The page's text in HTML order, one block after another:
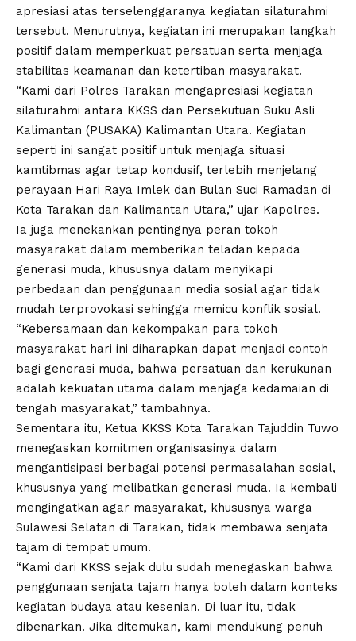
apresiasi atas terselenggaranya kegiatan silaturahmi
tersebut. Menurutnya, kegiatan ini merupakan langkah
positif dalam memperkuat persatuan serta menjaga
stabilitas keamanan dan ketertiban masyarakat.
“Kami dari Polres Tarakan mengapresiasi kegiatan
silaturahmi antara KKSS dan Persekutuan Suku Asli
Kalimantan (PUSAKA) Kalimantan Utara. Kegiatan
seperti ini sangat positif untuk menjaga situasi
kamtibmas agar tetap kondusif, terlebih menjelang
perayaan Hari Raya Imlek dan Bulan Suci Ramadan di
Kota Tarakan dan Kalimantan Utara,” ujar Kapolres.
Ia juga menekankan pentingnya peran tokoh
masyarakat dalam memberikan teladan kepada
generasi muda, khususnya dalam menyikapi
perbedaan dan penggunaan media sosial agar tidak
mudah terprovokasi sehingga memicu konflik sosial.
“Kebersamaan dan kekompakan para tokoh
masyarakat hari ini diharapkan dapat menjadi contoh
bagi generasi muda, bahwa persatuan dan kerukunan
adalah kekuatan utama dalam menjaga kedamaian di
tengah masyarakat,” tambahnya.
Sementara itu, Ketua KKSS Kota Tarakan Tajuddin Tuwo
menegaskan komitmen organisasinya dalam
mengantisipasi berbagai potensi permasalahan sosial,
khususnya yang melibatkan generasi muda. Ia kembali
mengingatkan agar masyarakat, khususnya warga
Sulawesi Selatan di Tarakan, tidak membawa senjata
tajam di tempat umum.
“Kami dari KKSS sejak dulu sudah menegaskan bahwa
penggunaan senjata tajam hanya boleh dalam konteks
kegiatan budaya atau kesenian. Di luar itu, tidak
dibenarkan. Jika ditemukan, kami mendukung penuh